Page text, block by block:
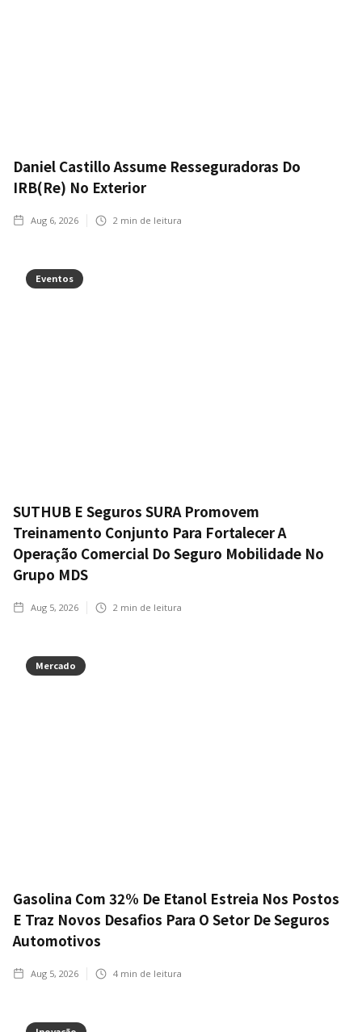
Daniel Castillo Assume Resseguradoras Do
IRB(Re) No Exterior
Aug 6, 2026 2 min de leitura
Eventos
SUTHUB E Seguros SURA Promovem
Treinamento Conjunto Para Fortalecer A
Operação Comercial Do Seguro Mobilidade No
Grupo MDS
Aug 5, 2026 2 min de leitura
Mercado
Gasolina Com 32% De Etanol Estreia Nos Postos
E Traz Novos Desafios Para O Setor De Seguros
Automotivos
Aug 5, 2026 4 min de leitura